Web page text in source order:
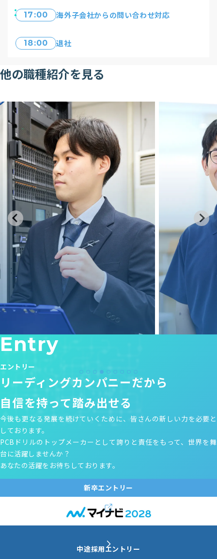
17:00 海外子会社からの問い合わせ対応
18:00 退社
他の職種紹介を見る
技術職
技術⼀課S・H
2023年新卒入社（大学院卒）
⽣産管理⼀
Entry
エントリー
リーディングカンパニーだから
自信を持って踏み出せる
今後も更なる発展を続けていくために、皆さんの新しい力を必要と
しております。
PCBドリルのトップメーカーとして誇りと責任をもって、世界を舞
台に活躍しませんか？
あなたの活躍をお待ちしております。
新卒エントリー
中途採用エントリー